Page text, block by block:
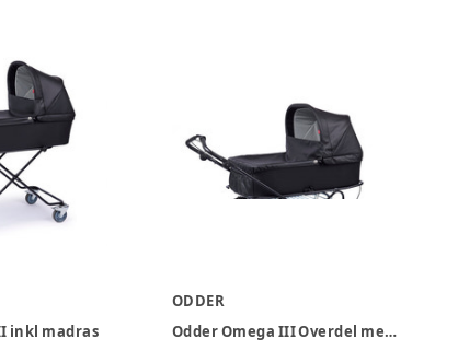
inkl madras
ODDER
Odder Omega III Overdel med soft kaleche